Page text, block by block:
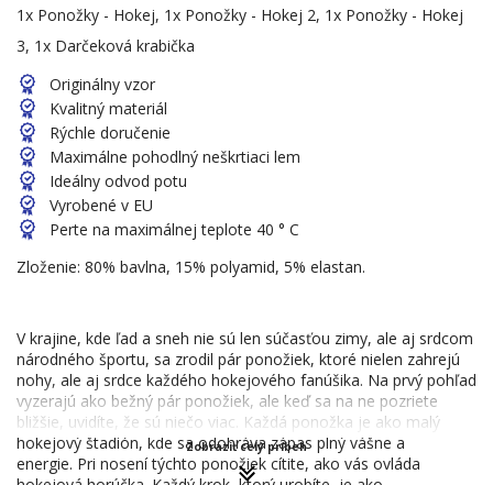
1x Ponožky - Hokej, 1x Ponožky - Hokej 2, 1x Ponožky - Hokej
3, 1x Darčeková krabička
Originálny vzor
Kvalitný materiál
Rýchle doručenie
Maximálne pohodlný neškrtiaci lem
Ideálny odvod potu
Vyrobené v EU
Perte na maximálnej teplote 40 ° C
Zloženie: 80% bavlna, 15% polyamid, 5% elastan.
V krajine, kde ľad a sneh nie sú len súčasťou zimy, ale aj srdcom
národného športu, sa zrodil pár ponožiek, ktoré nielen zahrejú
nohy, ale aj srdce každého hokejového fanúšika. Na prvý pohľad
vyzerajú ako bežný pár ponožiek, ale keď sa na ne pozriete
bližšie, uvidíte, že sú niečo viac. Každá ponožka je ako malý
hokejový štadión, kde sa odohráva zápas plný vášne a
energie. Pri nosení týchto ponožiek cítite, ako vás ovláda
Zobraziť celý príbeh